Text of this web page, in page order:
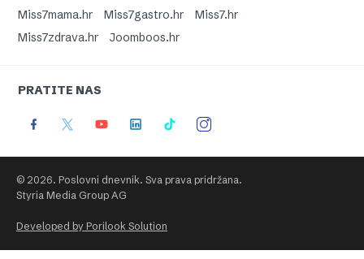
Miss7mama.hr
Miss7gastro.hr
Miss7.hr
Miss7zdrava.hr
Joomboos.hr
PRATITE NAS
© 2026. Poslovni dnevnik. Sva prava pridržana.
Styria Media Group AG
Developed by Porilook Solution